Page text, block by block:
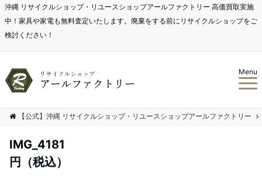
沖縄 リサイクルショップ・リユースショップアールファクトリー 高価買取実施
中！家具や家電も無料査定いたします。廃棄をする前にリサイクルショップをご
検討ください！
Menu
【公式】沖縄 リサイクルショップ・リユースショップアールファクトリー
IMG_4181
円（税込）